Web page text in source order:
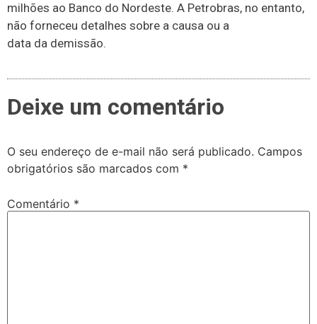
milhões ao Banco do Nordeste. A Petrobras, no entanto,
não forneceu detalhes sobre a causa ou a
data da demissão.
Deixe um comentário
O seu endereço de e-mail não será publicado. Campos
obrigatórios são marcados com *
Comentário *